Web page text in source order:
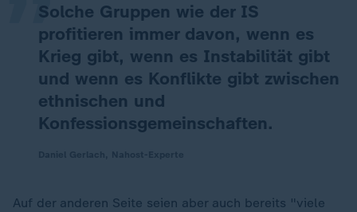
Solche Gruppen wie der IS
profitieren immer davon, wenn es
Krieg gibt, wenn es Instabilität gibt
und wenn es Konflikte gibt zwischen
ethnischen und
Konfessionsgemeinschaften.
Auf der anderen Seite seien aber auch bereits "viele